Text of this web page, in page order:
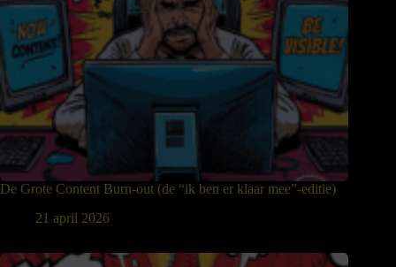
De Grote Content Burn-out (de “ik ben er klaar mee”-editie)
21 april 2026